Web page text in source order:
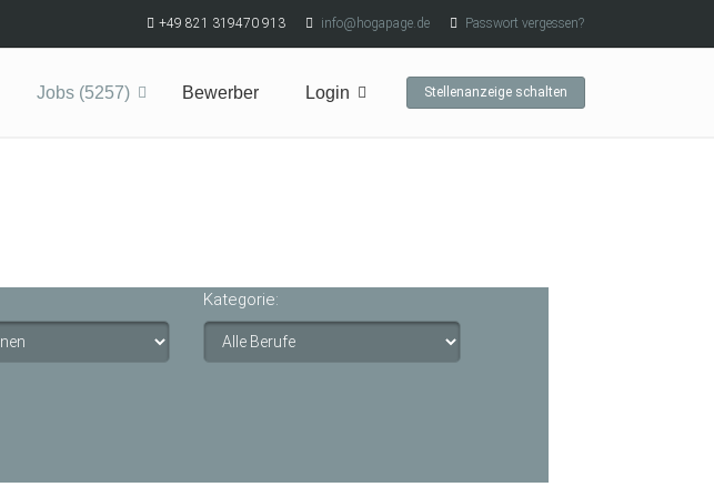
+49 821 319470 913 info@hogapage.de Passwort vergessen?
Jobs (5257) Bewerber Login Stellenanzeige schalten
Kategorie: